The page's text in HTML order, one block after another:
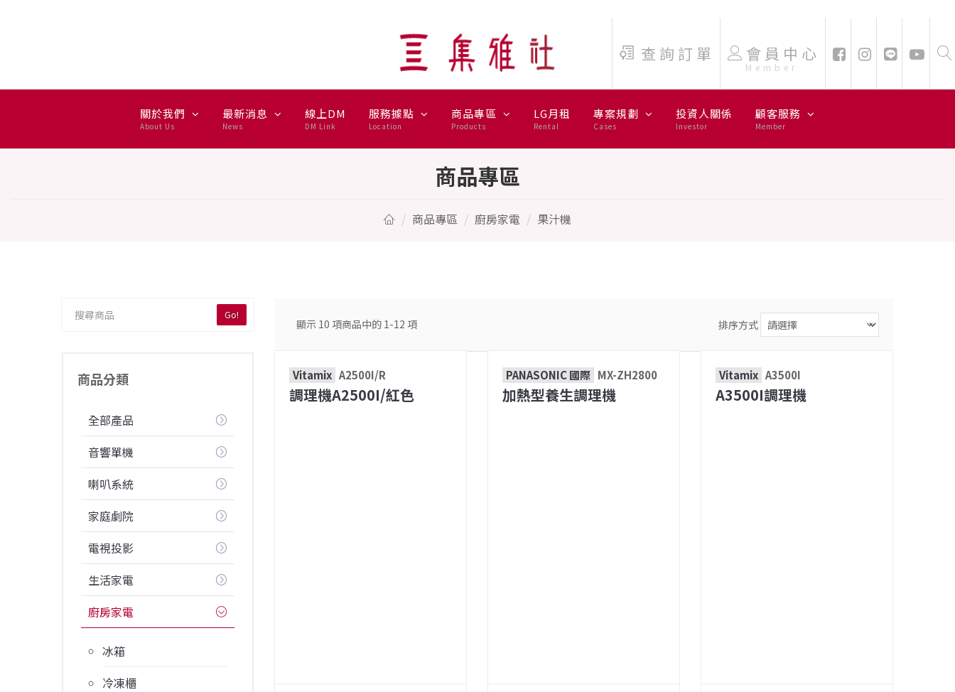
查詢訂單 會員中心
Member
關於我們
About Us
最新消息
News
線上DM
DM Link
服務據點
Location
商品專區
Products
LG月租
Rental
專案規劃
Cases
投資人關係
Investor
顧客服務
Member
商品專區
商品專區 廚房家電 果汁機
Go!
商品分類
全部產品
音響單機
喇叭系統
家庭劇院
電視投影
生活家電
廚房家電
冰箱
冷凍櫃
顯示 10 項商品中的 1-12 項 排序方式
Vitamix A2500I/R
調理機A2500I/紅色
PANASONIC 國際 MX-ZH2800
加熱型養生調理機
Vitamix A3500I
A3500I調理機